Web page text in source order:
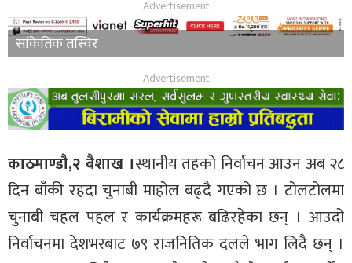
सांकेतिक तस्विर
काठमाण्डौ,२ बैशाख ।स्थानीय तहको निर्वाचन आउन अब २८
दिन बाँकी रहदा चुनाबी माहोल बढ्दै गएको छ । टोलटोलमा
चुनाबी चहल पहल र कार्यक्रमहरू बढिरहेका छन् । आउदो
निर्वाचनमा देशभरबाट ७९ राजनितिक दलले भाग लिदै छन् ।